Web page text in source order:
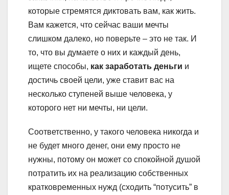
которые стремятся диктовать вам, как жить.
Вам кажется, что сейчас ваши мечты
слишком далеко, но поверьте – это не так. И
то, что вы думаете о них и каждый день,
ищете способы, как заработать деньги и
достичь своей цели, уже ставит вас на
несколько ступеней выше человека, у
которого нет ни мечты, ни цели.
Соответственно, у такого человека никогда и
не будет много денег, они ему просто не
нужны, потому он может со спокойной душой
потратить их на реализацию собственных
кратковременных нужд (сходить “потусить” в